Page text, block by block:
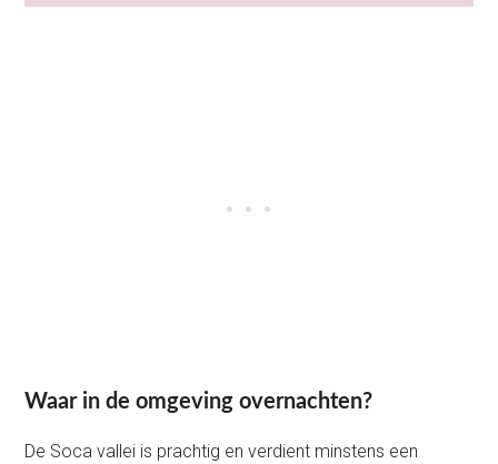
Waar in de omgeving overnachten?
De Soca vallei is prachtig en verdient minstens een